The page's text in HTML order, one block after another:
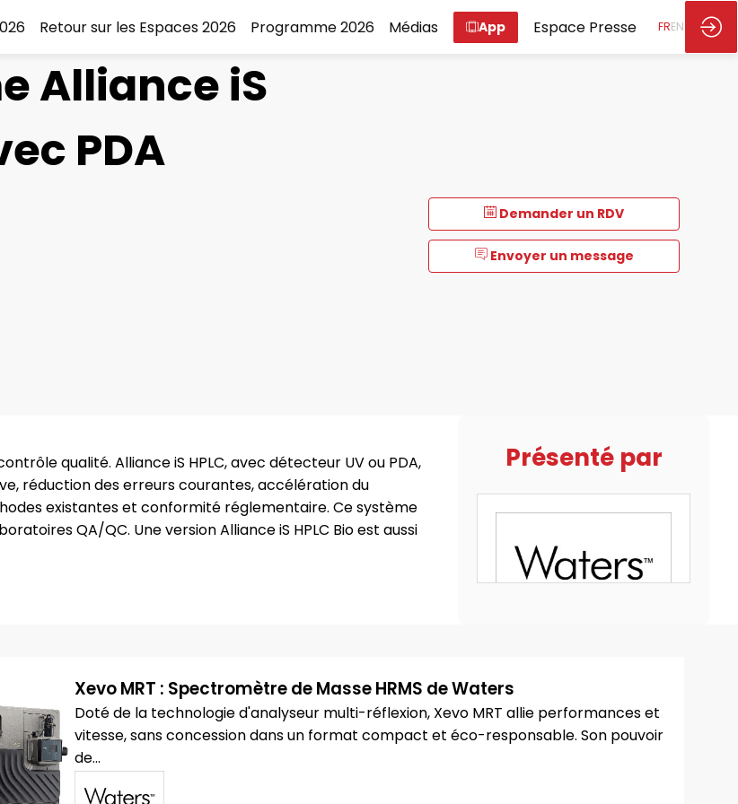
Retour sur les Espaces 2026 Programme 2026 Médias App Espace Presse FREN
Demander un RDV
Envoyer un message
Alliance iS
PDA
qualité. Alliance iS HPLC, avec détecteur UV ou PDA,
réduction des erreurs courantes, accélération du
existantes et conformité réglementaire. Ce système
QA/QC. Une version Alliance iS HPLC Bio est aussi
Présenté par
Xevo MRT : Spectromètre de Masse HRMS de Waters
Doté de la technologie d'analyseur multi-réflexion, Xevo MRT allie performances et
vitesse, sans concession dans un format compact et éco-responsable. Son pouvoir
de...